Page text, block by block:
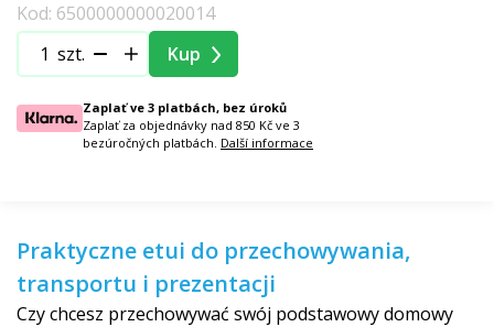
Kod: 6500000000020014
szt.
Kup
Zaplať ve 3 platbách, bez úroků
Zaplať za objednávky nad 850 Kč ve 3
bezúročných platbách. Další informace
Praktyczne etui do przechowywania,
transportu i prezentacji
Czy chcesz przechowywać swój podstawowy domowy